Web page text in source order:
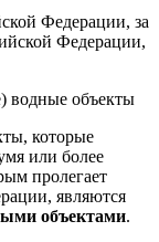
Федерации, за
Федерации,
водные объекты
которые
или более
пролегает
являются
объектами.